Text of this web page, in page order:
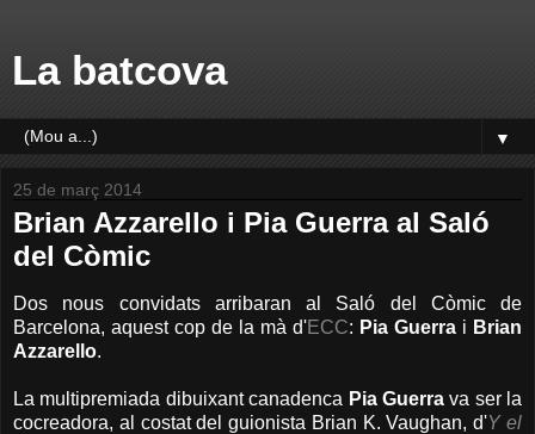
La batcova
▼
25 de març 2014
Brian Azzarello i Pia Guerra al Saló
del Còmic
Dos nous convidats arribaran al Saló del Còmic de
Barcelona, aquest cop de la mà d'ECC: Pia Guerra i Brian
Azzarello.
La multipremiada dibuixant canadenca Pia Guerrava ser la
cocreadora, al costat del guionista Brian K. Vaughan, d'Y el